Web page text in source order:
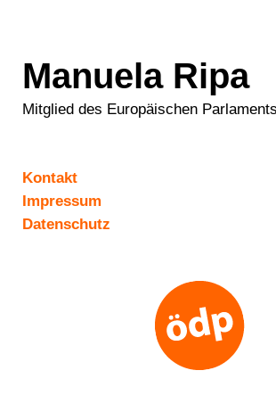
Manuela Ripa
Mitglied des Europäischen Parlaments
Kontakt
Impressum
Datenschutz